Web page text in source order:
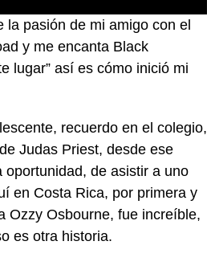
la pasión de mi amigo con el
y me encanta Black
lugar” así es cómo inició mi
recuerdo en el colegio,
Judas Priest, desde ese
de asistir a uno
en Costa Rica, por primera y
Ozzy Osbourne, fue increíble,
es otra historia.